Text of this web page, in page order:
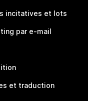
incitatives et lots
par e-mail
et traduction